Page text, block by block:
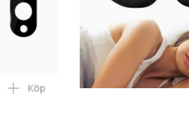
Lägg till 1-Pack Samsung S25
Köp